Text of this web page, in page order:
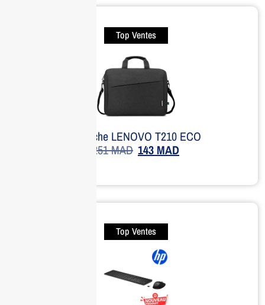
Top Ventes
Sacoche LENOVO T210 ECO
251MAD 143 MAD
Top Ventes